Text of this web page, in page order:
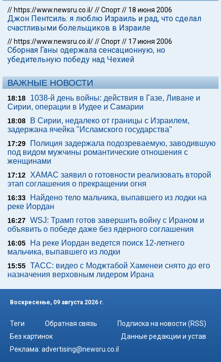
// https://www.newsru.co.il///Спорт// 18 июня 2006
Джон Пентсиль: я люблю Израиль и рад, что сделал
счастливыми болельщиков в Израиле
// https://www.newsru.co.il///Спорт// 17 июня 2006
Сборная Ганы одержала сенсационную, но
убедительную победу над Чехией
ВАЖНЫЕ НОВОСТИ
18:18
1038-й день войны: действия в Газе, Ливане и
Сирии, операции в Иудее и Самарии
18:08
В Сирии, недалеко от границы с Израилем,
задержана ячейка "Исламского государства"
17:29
Полиция задержала подозреваемую, заводившую
под видом мужчины романтические отношения с
женщинами
17:12
ХАМАС заявил о готовности реализовать второй
этап соглашения о прекращении огня
16:33
Найдено тело мальчика, выпавшего из лодки на
реке Иордан
16:27 WSJ: Трамп готов завершить войну с Ираном и
объявить о победе даже без ядерного соглашения
16:05
На реке Иордан ведется поиск 12-летнего
мальчика, выпавшего из лодки
15:55 ТАСС: видео с Моджтабой Хаменеи снято до его
назначения верховным лидером Ирана
Воскресенье, 09 августа 2026 г.
Теги Обратная связь
Подписка на новости (RSS)
Без картинок
Данные редакции и устав
Реклама: advertising@newsru.co.il